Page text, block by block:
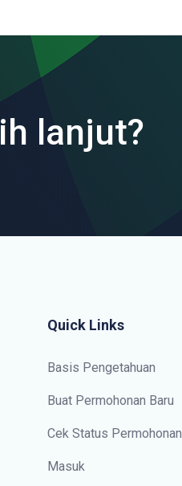
lanjut?
Quick Links
Basis Pengetahuan
Buat Permohonan Baru
Cek Status Permohonan
Masuk